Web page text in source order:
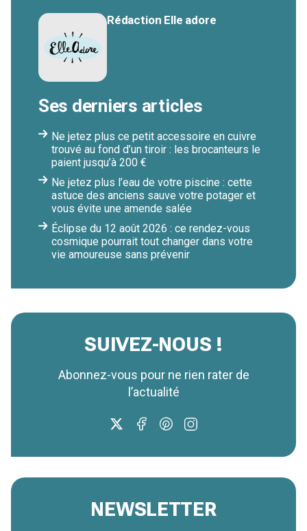
Rédaction Elle adore
Ses derniers articles
Ne jetez plus ce petit accessoire en cuivre
trouvé au fond d’un tiroir : les brocanteurs le
paient jusqu’à 200 €
Ne jetez plus l’eau de votre piscine : cette
astuce des anciens sauve votre potager et
vous évite une amende salée
Éclipse du 12 août 2026 : ce rendez-vous
cosmique pourrait tout changer dans votre
vie amoureuse sans prévenir
SUIVEZ-NOUS !
Abonnez-vous pour ne rien rater de
l’actualité
NEWSLETTER